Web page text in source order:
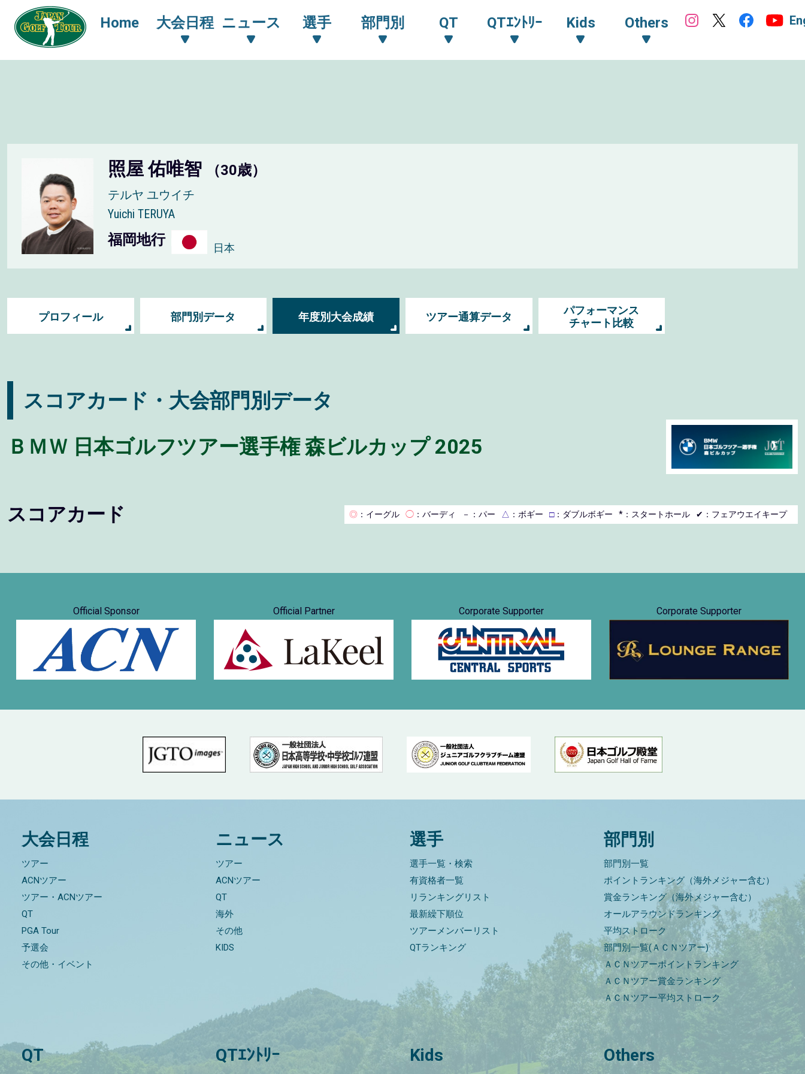
Home 大会日程 ニュース 選手 部門別 QT QTｴﾝﾄﾘｰ Kids Others
照屋 佑唯智 （30歳）
テルヤ ユウイチ
Yuichi TERUYA
福岡地行 日本
プロフィール 部門別データ 年度別大会成績 ツアー通算データ
パフォーマンス
チャート比較
スコアカード・大会部門別データ
ＢＭＷ 日本ゴルフツアー選手権 森ビルカップ 2025
スコアカード ◎ ：イーグル ◯ ：バーディ － ：パー △ ：ボギー □：ダブルボギー *：スタートホール ✔：フェアウエイキープ
Official Sponsor Official Partner Corporate Supporter Corporate Supporter
大会日程
ツアー
ACNツアー
ツアー・ACNツアー
QT
PGA Tour
予選会
その他・イベント
ニュース
ツアー
ACNツアー
QT
海外
その他
KIDS
選手
選手一覧・検索
有資格者一覧
リランキングリスト
最新繰下順位
ツアーメンバーリスト
QTランキング
部門別
部門別一覧
ポイントランキング（海外メジャー含む）
賞金ランキング（海外メジャー含む）
オールアラウンドランキング
平均ストローク
部門別一覧(ＡＣＮツアー)
ＡＣＮツアーポイントランキング
ＡＣＮツアー賞金ランキング
ＡＣＮツアー平均ストローク
QT QTｴﾝﾄﾘｰ Kids Others